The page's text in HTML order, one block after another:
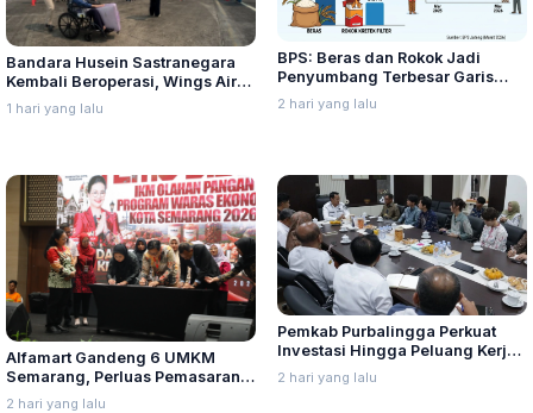
Bandara Husein Sastranegara
Kembali Beroperasi, Wings Air
Buka Rute Penerbangan
Bandung-Palembang
1 hari yang lalu
BPS: Beras dan Rokok Jadi
Penyumbang Terbesar Garis
Kemiskinan di Jateng
2 hari yang lalu
Alfamart Gandeng 6 UMKM
Semarang, Perluas Pemasaran
Produk Lokal
2 hari yang lalu
Pemkab Purbalingga Perkuat
Investasi Hingga Peluang Kerja
di Jepang
2 hari yang lalu